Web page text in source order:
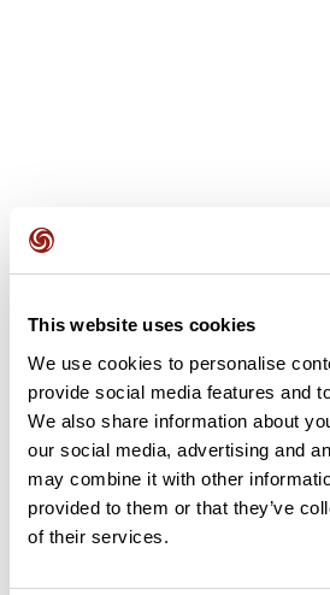
This website uses cookies
We use cookies to personalise
provide social media features and
We also share information about
our social media, advertising and
may combine it with other
provided to them or that they’ve
of their services.
Ajouter un
Découvrez ce parcours de vélo de